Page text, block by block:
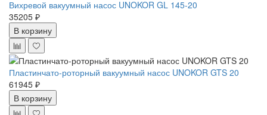
Вихревой вакуумный насос UNOKOR GL 145-20
35205 ₽
В корзину
Пластинчато-роторный вакуумный насос UNOKOR GTS 20
61945 ₽
В корзину